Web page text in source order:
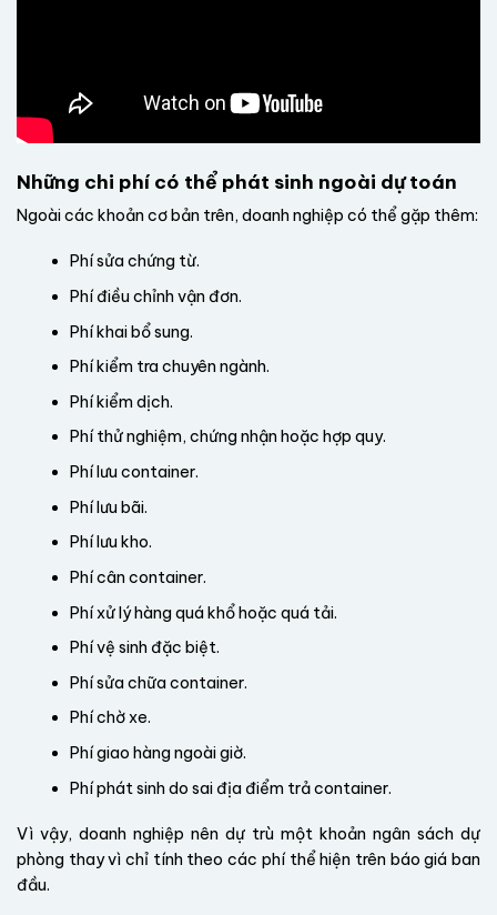
Những chi phí có thể phát sinh ngoài dự toán
Ngoài các khoản cơ bản trên, doanh nghiệp có thể gặp thêm:
Phí sửa chứng từ.
Phí điều chỉnh vận đơn.
Phí khai bổ sung.
Phí kiểm tra chuyên ngành.
Phí kiểm dịch.
Phí thử nghiệm, chứng nhận hoặc hợp quy.
Phí lưu container.
Phí lưu bãi.
Phí lưu kho.
Phí cân container.
Phí xử lý hàng quá khổ hoặc quá tải.
Phí vệ sinh đặc biệt.
Phí sửa chữa container.
Phí chờ xe.
Phí giao hàng ngoài giờ.
Phí phát sinh do sai địa điểm trả container.
Vì vậy, doanh nghiệp nên dự trù một khoản ngân sách dự
phòng thay vì chỉ tính theo các phí thể hiện trên báo giá ban
đầu.